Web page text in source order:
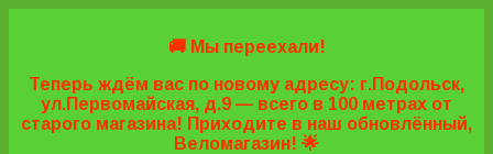
🚚 Мы переехали!
Теперь ждём вас по новому адресу: г.Подольск,
ул.Первомайская, д.9 — всего в 100 метрах от
старого магазина! Приходите в наш обновлённый,
Веломагазин! 🌟